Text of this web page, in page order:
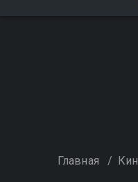
Главная /